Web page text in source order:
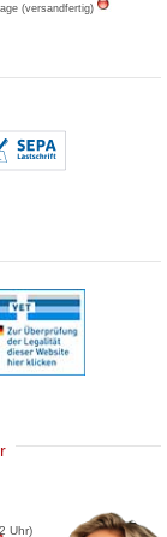
(versandfertig)
Uhr)